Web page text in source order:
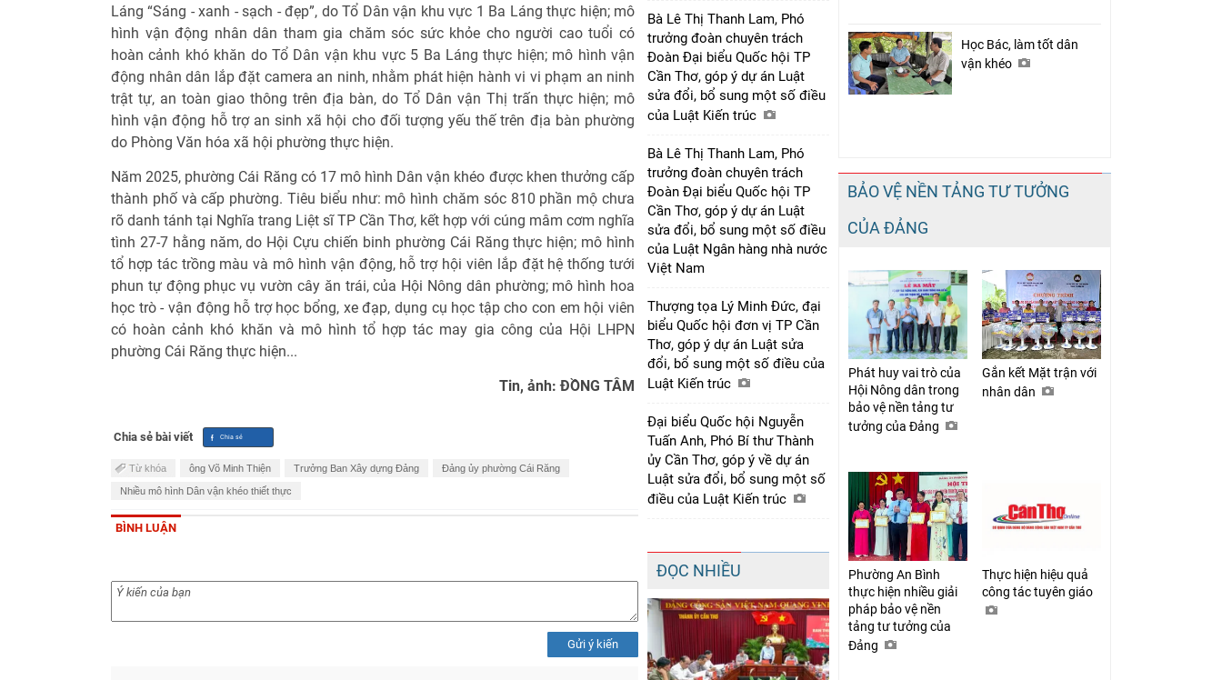
Láng “Sáng - xanh - sạch - đẹp”, do Tổ Dân vận khu vực 1 Ba Láng thực hiện; mô
hình vận động nhân dân tham gia chăm sóc sức khỏe cho người cao tuổi có
hoàn cảnh khó khăn do Tổ Dân vận khu vực 5 Ba Láng thực hiện; mô hình vận
động nhân dân lắp đặt camera an ninh, nhằm phát hiện hành vi vi phạm an ninh
trật tự, an toàn giao thông trên địa bàn, do Tổ Dân vận Thị trấn thực hiện; mô
hình vận động hỗ trợ an sinh xã hội cho đối tượng yếu thế trên địa bàn phường
do Phòng Văn hóa xã hội phường thực hiện.
Năm 2025, phường Cái Răng có 17 mô hình Dân vận khéo được khen thưởng cấp
thành phố và cấp phường. Tiêu biểu như: mô hình chăm sóc 810 phần mộ chưa
rõ danh tánh tại Nghĩa trang Liệt sĩ TP Cần Thơ, kết hợp với cúng mâm cơm nghĩa
tình 27-7 hằng năm, do Hội Cựu chiến binh phường Cái Răng thực hiện; mô hình
tổ hợp tác trồng màu và mô hình vận động, hỗ trợ hội viên lắp đặt hệ thống tưới
phun tự động phục vụ vườn cây ăn trái, của Hội Nông dân phường; mô hình hoa
học trò - vận động hỗ trợ học bổng, xe đạp, dụng cụ học tập cho con em hội viên
có hoàn cảnh khó khăn và mô hình tổ hợp tác may gia công của Hội LHPN
phường Cái Răng thực hiện...
Tin, ảnh: ĐỒNG TÂM
Chia sẻ bài viết
Từ khóa ông Võ Minh Thiện Trưởng Ban Xây dựng Đảng Đảng ủy phường Cái Răng
Nhiều mô hình Dân vận khéo thiết thực
BÌNH LUẬN
Gửi ý kiến
Bà Lê Thị Thanh Lam, Phó
trưởng đoàn chuyên trách
Đoàn Đại biểu Quốc hội TP
Cần Thơ, góp ý dự án Luật
sửa đổi, bổ sung một số điều
của Luật Kiến trúc
Bà Lê Thị Thanh Lam, Phó
trưởng đoàn chuyên trách
Đoàn Đại biểu Quốc hội TP
Cần Thơ, góp ý dự án Luật
sửa đổi, bổ sung một số điều
của Luật Ngân hàng nhà nước
Việt Nam
Thượng tọa Lý Minh Đức, đại
biểu Quốc hội đơn vị TP Cần
Thơ, góp ý dự án Luật sửa
đổi, bổ sung một số điều của
Luật Kiến trúc
Đại biểu Quốc hội Nguyễn
Tuấn Anh, Phó Bí thư Thành
ủy Cần Thơ, góp ý về dự án
Luật sửa đổi, bổ sung một số
điều của Luật Kiến trúc
ĐỌC NHIỀU
Học Bác, làm tốt dân
vận khéo
BẢO VỆ NỀN TẢNG TƯ TƯỞNG
CỦA ĐẢNG
Phát huy vai trò của
Hội Nông dân trong
bảo vệ nền tảng tư
tưởng của Đảng
Gắn kết Mặt trận với
nhân dân
Phường An Bình
thực hiện nhiều giải
pháp bảo vệ nền
tảng tư tưởng của
Đảng
Thực hiện hiệu quả
công tác tuyên giáo